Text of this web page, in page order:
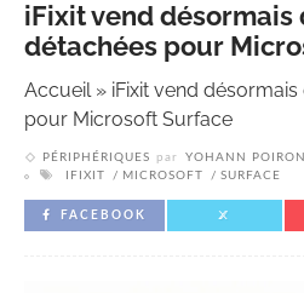
iFixit vend désormais
détachées pour
Accueil» iFixit vend
pour Microsoft Surface
PÉRIPHÉRIQUES par YOHANN POIRON
IFIXIT
MICROSOFT SURFACE
FACEBOOK